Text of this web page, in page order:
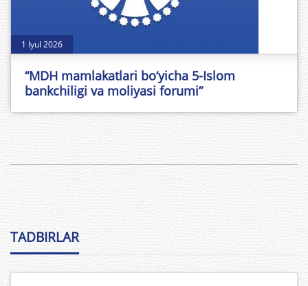
1 Iyul 2026
“MDH mamlakatlari bo‘yicha 5-Islom
bankchiligi va moliyasi forumi”
TADBIRLAR